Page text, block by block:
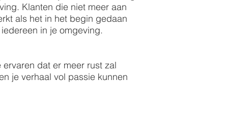
Klanten die niet meer aan
als het in het begin gedaan
in je omgeving.
dat er meer rust zal
je verhaal vol passie kunnen